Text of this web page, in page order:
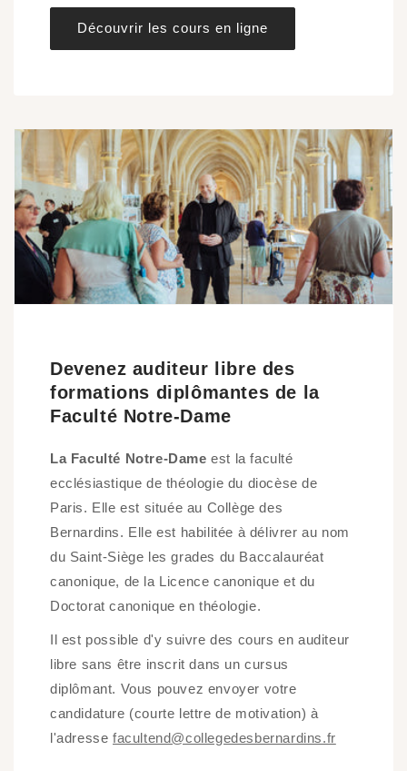
Découvrir les cours en ligne
Devenez auditeur libre des
formations diplômantes de la
Faculté Notre-Dame
La Faculté Notre-Dameest la faculté
ecclésiastique de théologie du diocèse de
Paris. Elle est située au Collège des
Bernardins. Elle est habilitée à délivrer au nom
du Saint-Siège les grades du Baccalauréat
canonique, de la Licence canonique et du
Doctorat canonique en théologie.
Il est possible d'y suivre des cours en auditeur
libre sans être inscrit dans un cursus
diplômant. Vous pouvez envoyer votre
candidature (courte lettre de motivation) à
l'adresse facultend@collegedesbernardins.fr